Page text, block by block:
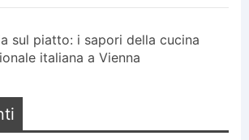
sul piatto: i sapori della cucina
italiana a Vienna